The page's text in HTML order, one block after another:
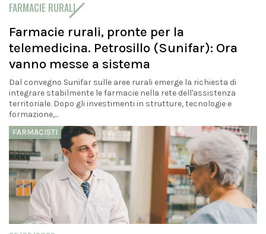
FARMACIE RURALI
Farmacie rurali, pronte per la
telemedicina. Petrosillo (Sunifar): Ora
vanno messe a sistema
Dal convegno Sunifar sulle aree rurali emerge la richiesta di
integrare stabilmente le farmacie nella rete dell'assistenza
territoriale. Dopo gli investimenti in strutture, tecnologie e
formazione,...
FARMACISTI